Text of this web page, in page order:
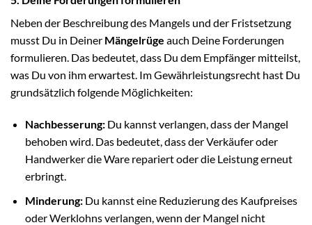
Neben der Beschreibung des Mangels und der Fristsetzung
musst Du in Deiner Mängelrüge auch Deine Forderungen
formulieren. Das bedeutet, dass Du dem Empfänger mitteilst,
was Du von ihm erwartest. Im Gewährleistungsrecht hast Du
grundsätzlich folgende Möglichkeiten:
Nachbesserung:Du kannst verlangen, dass der Mangel
behoben wird. Das bedeutet, dass der Verkäufer oder
Handwerker die Ware repariert oder die Leistung erneut
erbringt.
Minderung:Du kannst eine Reduzierung des Kaufpreises
oder Werklohns verlangen, wenn der Mangel nicht